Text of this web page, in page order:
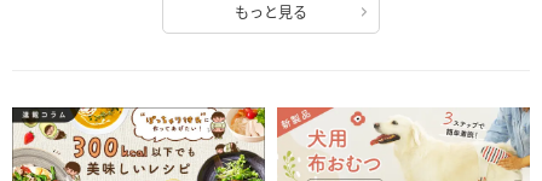
もっと見る